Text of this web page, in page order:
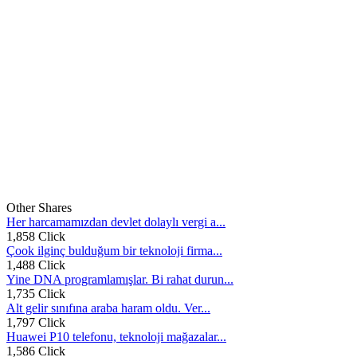
Other Shares
Her harcamamızdan devlet dolaylı vergi a...
1,858 Click
Çook ilginç bulduğum bir teknoloji firma...
1,488 Click
Yine DNA programlamışlar. Bi rahat durun...
1,735 Click
Alt gelir sınıfına araba haram oldu. Ver...
1,797 Click
Huawei P10 telefonu, teknoloji mağazalar...
1,586 Click